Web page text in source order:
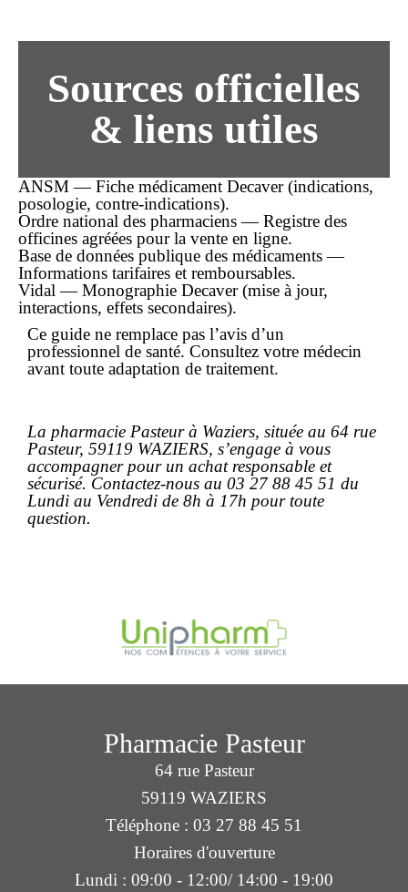
Sources officielles
& liens utiles
ANSM — Fiche médicament Decaver (indications,
posologie, contre-indications).
Ordre national des pharmaciens — Registre des
officines agréées pour la vente en ligne.
Base de données publique des médicaments —
Informations tarifaires et remboursables.
Vidal — Monographie Decaver (mise à jour,
interactions, effets secondaires).
Ce guide ne remplace pas l’avis d’un
professionnel de santé. Consultez votre médecin
avant toute adaptation de traitement.
La pharmacie Pasteur à Waziers, située au 64 rue
Pasteur, 59119 WAZIERS, s’engage à vous
accompagner pour un achatresponsable et
sécurisé. Contactez-nous au 03 27 88 45 51 du
Lundi au Vendredi de 8h à 17h pour toute
question.
Pharmacie Pasteur
64 rue Pasteur
59119 WAZIERS
Téléphone : 03 27 88 45 51
Horaires d'ouverture
Lundi : 09:00 - 12:00/ 14:00 - 19:00